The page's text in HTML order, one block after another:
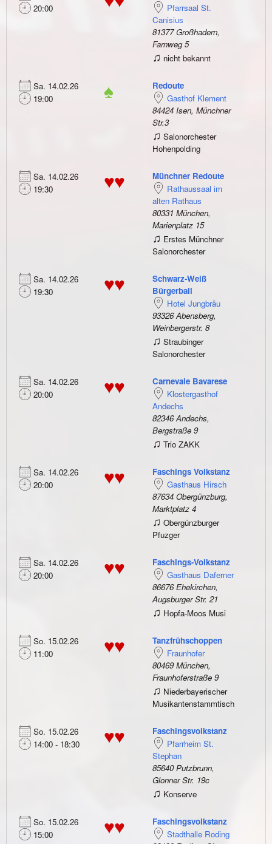
20:00
Pfarrsaal St.
Canisius
81377 Großhadern,
Farnweg 5
♫ nicht bekannt
Sa. 14.02.26
19:00
♠
Redoute
Gasthof Klement
84424 Isen, Münchner
Str.3
♫ Salonorchester
Hohenpolding
Sa. 14.02.26
19:30
♥♥
Münchner Redoute
Rathaussaal im
alten Rathaus
80331 München,
Marienplatz 15
♫ Erstes Münchner
Salonorchester
Sa. 14.02.26
19:30
♥♥
Schwarz-Weiß
Bürgerball
Hotel Jungbräu
93326 Abensberg,
Weinbergerstr. 8
♫ Straubinger
Salonorchester
Sa. 14.02.26
20:00
♥♥
Carnevale Bavarese
Klostergasthof
Andechs
82346 Andechs,
Bergstraße 9
♫ Trio ZAKK
Sa. 14.02.26
20:00
♥♥
Faschings Volkstanz
Gasthaus Hirsch
87634 Obergünzburg,
Marktplatz 4
♫ Obergünzburger
Pfuzger
Sa. 14.02.26
20:00
♥♥
Faschings-Volkstanz
Gasthaus Daferner
86676 Ehekirchen,
Augsburger Str. 21
♫ Hopfa-Moos Musi
So. 15.02.26
11:00
♥♥
Tanzfrühschoppen
Fraunhofer
80469 München,
Fraunhoferstraße 9
♫ Niederbayerischer
Musikantenstammtisch
So. 15.02.26
14:00 - 18:30
♥♥
Faschingsvolkstanz
Pfarrheim St.
Stephan
85640 Putzbrunn,
Glonner Str. 19c
♫ Konserve
So. 15.02.26
15:00
♥♥
Faschingsvolkstanz
Stadthalle Roding